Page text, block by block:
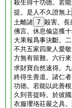
殺生得十功徳。若
提。是人不久證無上
土離諸 7 殺害。長
佛言。休息偸盜獲
大果報爲事決斷。
不共五家四衆人愛
方無有留難。六行
求財寶自然速得。
終得生善道。諸仁
功徳。若能以此善
久到菩提時。於彼
衣服瓔珞莊嚴之具